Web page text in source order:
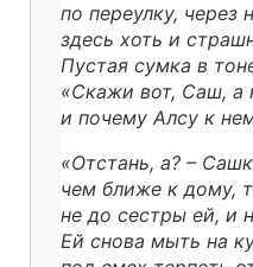
по переулку, через
здесь хоть и
Пустая сумка в
«Скажи вот, Саш, а
и почему Алсу к
«Отстань, а? –
чем ближе к дому,
не до сестры ей, и
Ей снова мыть на